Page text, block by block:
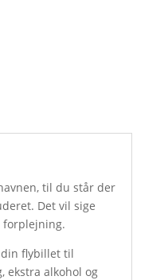
til du står der
Det vil sige
forplejning.
flybillet til
ekstra alkohol og